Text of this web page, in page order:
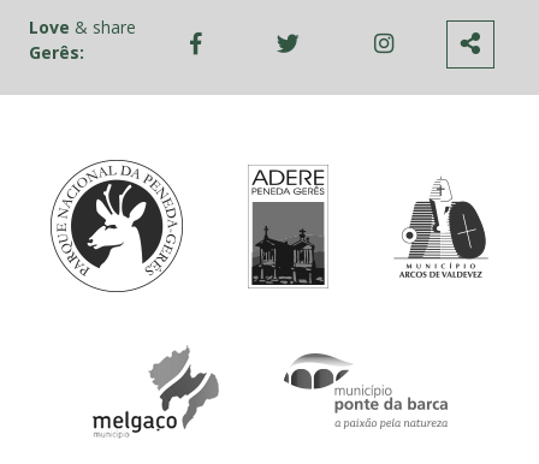
Love & share
Gerês: